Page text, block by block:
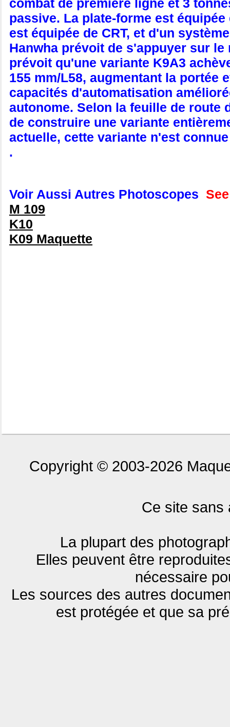
combat de première ligne et 3
passive. La plate-forme est
est équipée de CRT, et d'un
Hanwha prévoit de s'appuyer sur
prévoit qu'une variante K9A3
155 mm/L58, augmentant la portée
capacités d'automatisation
autonome. Selon la feuille de route
de construire une variante
actuelle, cette variante n'est
.
Voir Aussi Autres Photoscopes
M 109
K10
K09 Maquette
Copyright © 2003-2026
Ce site sans
La plupart des
Elles peuvent être
nécessaire
Les sources des autres
est protégée et que sa